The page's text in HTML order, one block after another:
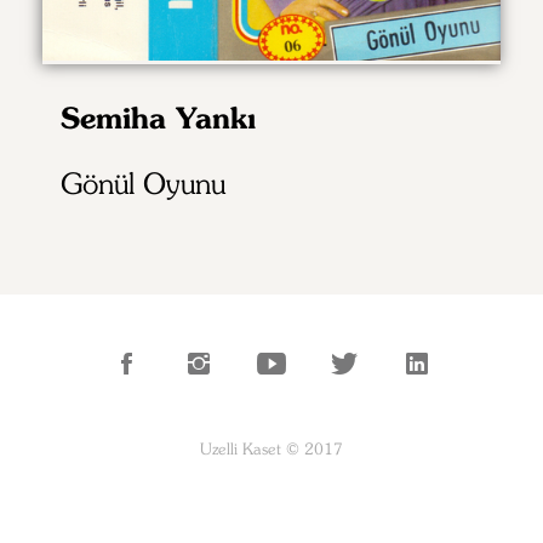
Semiha Yankı
Gönül Oyunu
Uzelli Kaset © 2017